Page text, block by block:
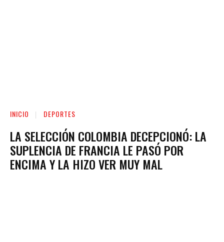
INICIO DEPORTES
LA SELECCIÓN COLOMBIA DECEPCIONÓ: LA
SUPLENCIA DE FRANCIA LE PASÓ POR
ENCIMA Y LA HIZO VER MUY MAL